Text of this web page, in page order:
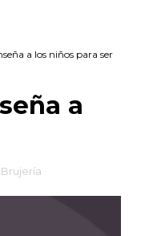
a los niños para ser
a